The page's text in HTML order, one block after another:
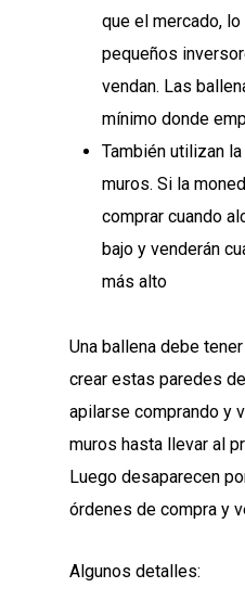
que el mercado,
pequeños
vendan. Las
mínimo donde
También utilizan
muros. Si la
comprar cuando
bajo y venderán
más alto
Una ballena debe
crear estas paredes
apilarse comprando y
muros hasta llevar al
Luego desaparecen
órdenes de compra y
Algunos detalles: